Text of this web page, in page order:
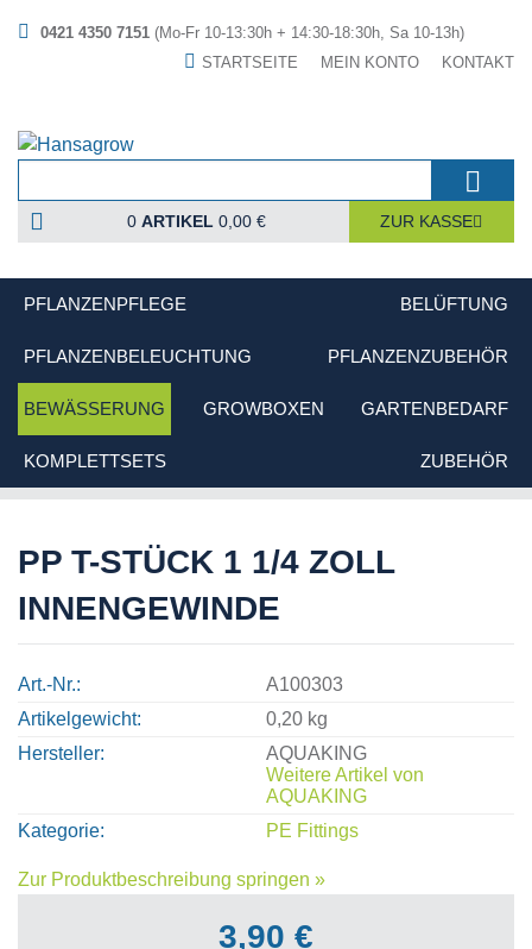
0421 4350 7151 (Mo-Fr 10-13:30h + 14:30-18:30h, Sa 10-13h)
STARTSEITE
MEIN KONTO KONTAKT
0 ARTIKEL 0,00 € ZUR KASSE
PFLANZENPFLEGE BELÜFTUNG
PFLANZENBELEUCHTUNG PFLANZENZUBEHÖR
BEWÄSSERUNG GROWBOXEN GARTENBEDARF
KOMPLETTSETS ZUBEHÖR
PP T-STÜCK 1 1/4 ZOLL
INNENGEWINDE
Art.-Nr.
A100303
Artikelgewicht
0,20 kg
Hersteller
AQUAKING
Weitere Artikel von
AQUAKING
Kategorie
PE Fittings
Zur Produktbeschreibung springen »
3,90 €